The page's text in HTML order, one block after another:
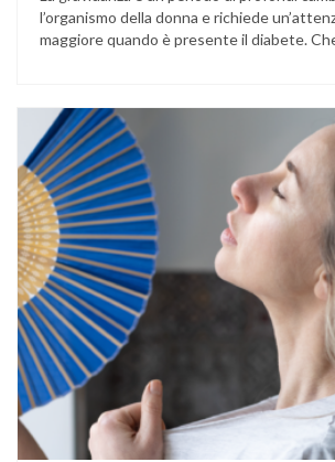
l’organismo della donna e richiede
maggiore quando è presente il diabete.
volta durante la gestazione (diabete
mantenere …